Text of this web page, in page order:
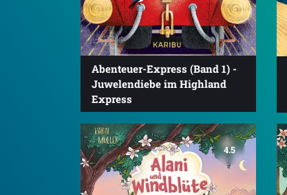
Abenteuer-Express (Band 1) -
Juwelendiebe im Highland
Express
4.5